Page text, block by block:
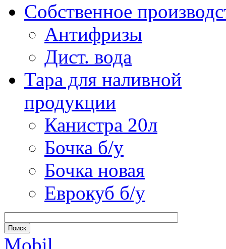
Собственное
Антифризы
Дист. вода
Тара для наливной
продукции
Канистра 20л
Бочка б/у
Бочка новая
Еврокуб б/у